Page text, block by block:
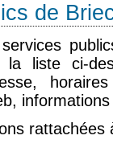
de
la liste ci-
rattachées